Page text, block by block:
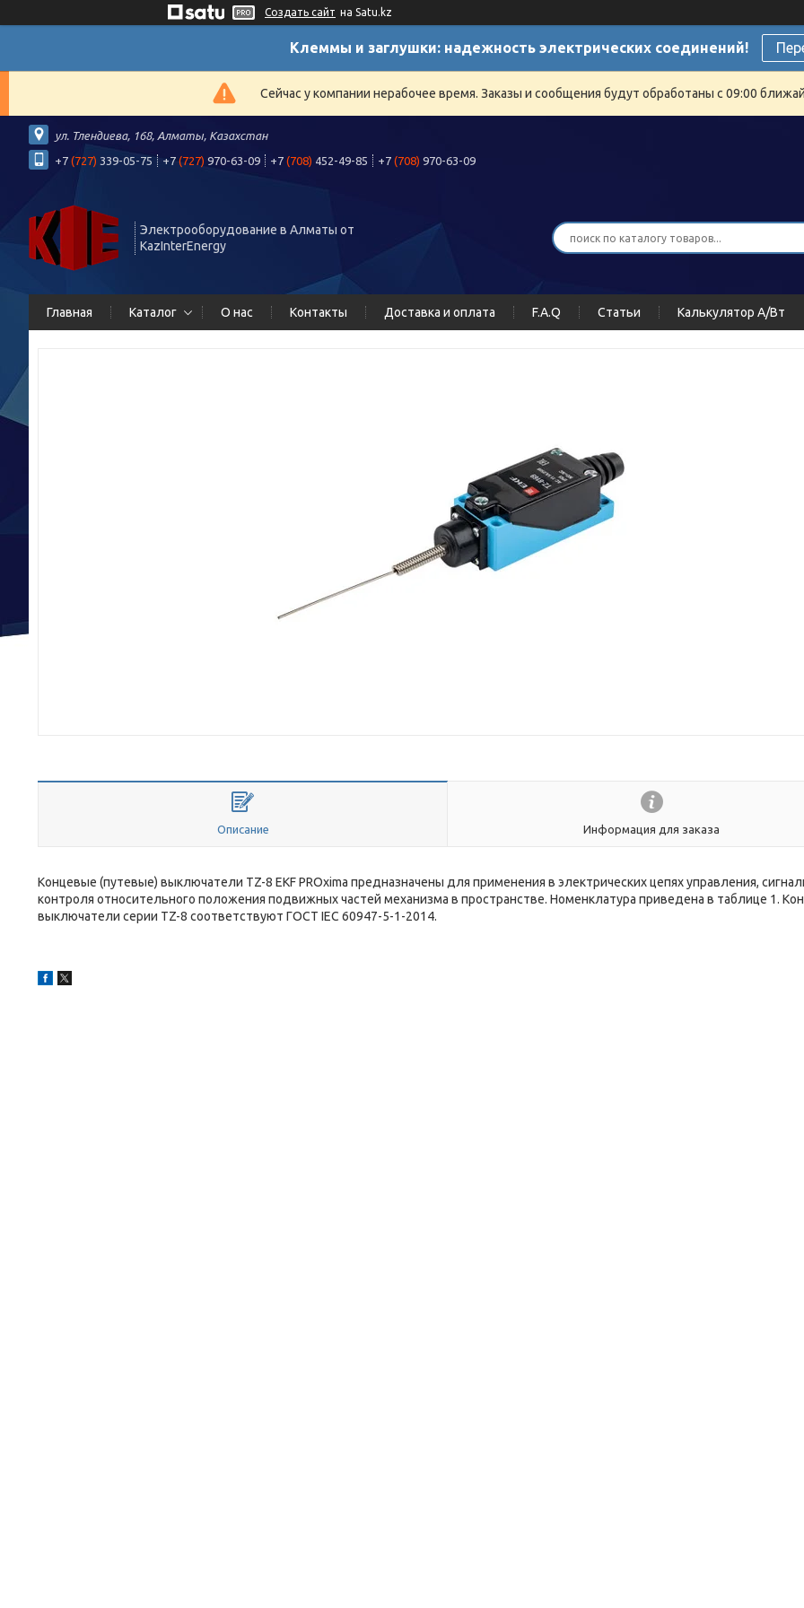
Создать сайт на Satu.kz
Клеммы и заглушки: надежность электрических соединений!
Сейчас у компании нерабочее время. Заказы и сообщения будут обработаны с 09:00
ул. Тлендиева, 168, Алматы, Казахстан
+7 (727) 339-05-75 +7 (727) 970-63-09 +7 (708) 452-49-85 +7 (708) 970-63-09
Электрооборудование в Алматы от
KazInterEnergy
Главная Каталог О нас Контакты Доставка и оплата F.A.Q Статьи Калькулятор А/Вт
Описание Информация для заказа
Концевые (путевые) выключатели TZ-8 EKF PROxima предназначены для применения в электрических цепях управления,
контроля относительного положения подвижных частей механизма в пространстве. Номенклатура приведена в таблице 1.
выключатели серии TZ-8 соответствуют ГОСТ IEC 60947-5-1-2014.